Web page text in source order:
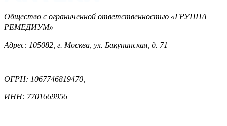
Общество с ограниченной ответственностью «ГРУППА
РЕМЕДИУМ»
Адрес: 105082, г. Москва, ул. Бакунинская, д. 71
ОГРН: 1067746819470,
ИНН: 7701669956